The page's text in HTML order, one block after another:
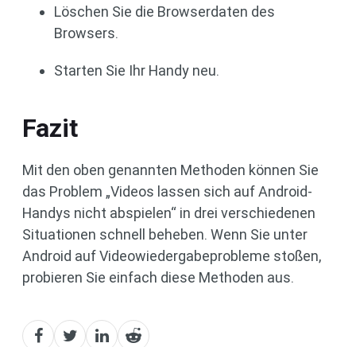
Löschen Sie die Browserdaten des
Browsers.
Starten Sie Ihr Handy neu.
Fazit
Mit den oben genannten Methoden können Sie
das Problem „Videos lassen sich auf Android-
Handys nicht abspielen“ in drei verschiedenen
Situationen schnell beheben. Wenn Sie unter
Android auf Videowiedergabeprobleme stoßen,
probieren Sie einfach diese Methoden aus.